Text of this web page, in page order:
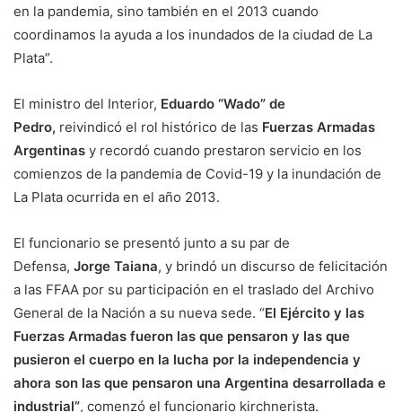
en la pandemia, sino también en el 2013 cuando
coordinamos la ayuda a los inundados de la ciudad de La
Plata”.
El ministro del Interior, Eduardo “Wado” de
Pedro, reivindicó el rol histórico de las Fuerzas Armadas
Argentinas y recordó cuando prestaron servicio en los
comienzos de la pandemia de Covid-19 y la inundación de
La Plata ocurrida en el año 2013.
El funcionario se presentó junto a su par de
Defensa, Jorge Taiana, y brindó un discurso de felicitación
a las FFAA por su participación en el traslado del Archivo
General de la Nación a su nueva sede. “El Ejército y las
Fuerzas Armadas fueron las que pensaron y las que
pusieron el cuerpo en la lucha por la independencia y
ahora son las que pensaron una Argentina desarrollada e
industrial”, comenzó el funcionario kirchnerista.